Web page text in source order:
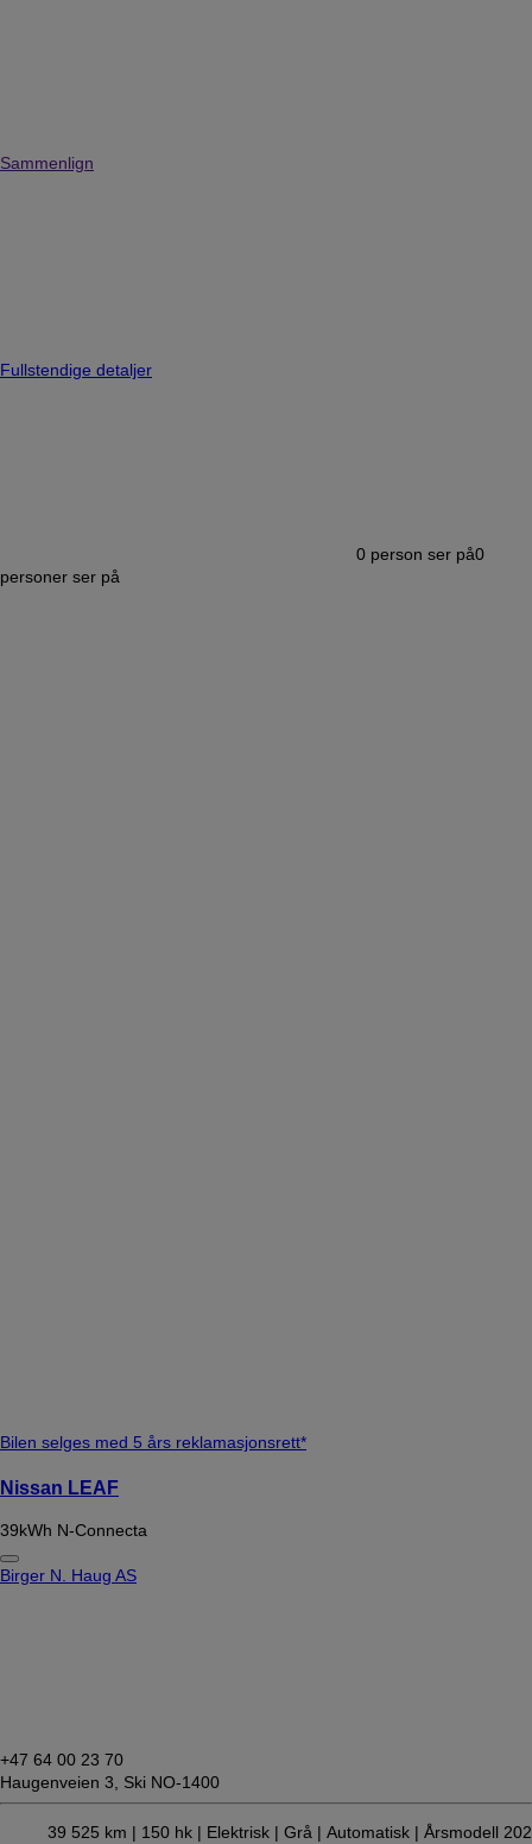
Sammenlign
Fullstendige detaljer
0 person ser på0
personer ser på
Bilen selges med 5 års reklamasjonsrett*
Nissan LEAF
39kWh N-Connecta
Birger N. Haug AS
+47 64 00 23 70
Haugenveien 3, Ski NO-1400
39 525 km | 150 hk | Elektrisk | Grå | Automatisk | Årsmodell